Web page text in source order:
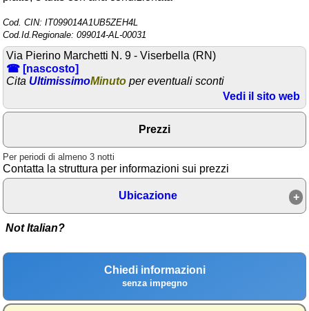
Cod. CIN: IT099014A1UB5ZEH4L
Cod.Id.Regionale: 099014-AL-00031
Via Pierino Marchetti N. 9 - Viserbella (RN)
☎ [nascosto]
Cita UltimissimoMinuto per eventuali sconti
Vedi il sito web
Prezzi
Per periodi di almeno 3 notti
Contatta la struttura per informazioni sui prezzi
Ubicazione
Not Italian?
Chiedi informazioni
senza impegno
Area riservata
Chi siamo
Blog
Area riservata
Chi siamo
≋ Mare
Isole